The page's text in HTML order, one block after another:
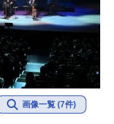
画像一覧 (7件)